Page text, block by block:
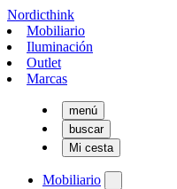
Nordicthink
Mobiliario
Iluminación
Outlet
Marcas
menú
buscar
Mi cesta
Mobiliario